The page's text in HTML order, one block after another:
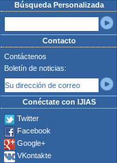
Búsqueda Personalizada
Contacto
Contáctenos
Boletín de noticias:
Conéctate con IJIAS
Twitter
Facebook
Google+
VKontakte